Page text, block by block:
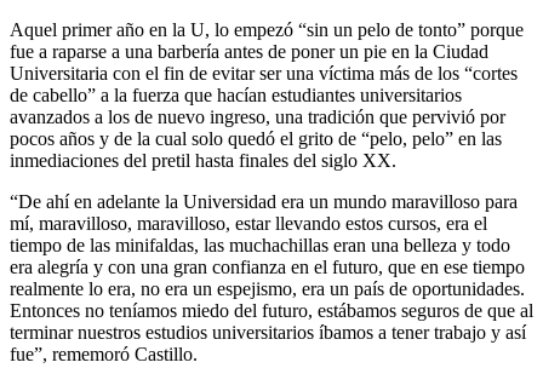
Aquel primer año en la U, lo empezó “sin un pelo de tonto” porque
fue a raparse a una barbería antes de poner un pie en la Ciudad
Universitaria con el fin de evitar ser una víctima más de los “cortes
de cabello” a la fuerza que hacían estudiantes universitarios
avanzados a los de nuevo ingreso, una tradición que pervivió por
pocos años y de la cual solo quedó el grito de “pelo, pelo” en las
inmediaciones del pretil hasta finales del siglo XX.
“De ahí en adelante la Universidad era un mundo maravilloso para
mí, maravilloso, maravilloso, estar llevando estos cursos, era el
tiempo de las minifaldas, las muchachillas eran una belleza y todo
era alegría y con una gran confianza en el futuro, que en ese tiempo
realmente lo era, no era un espejismo, era un país de oportunidades.
Entonces no teníamos miedo del futuro, estábamos seguros de que al
terminar nuestros estudios universitarios íbamos a tener trabajo y así
fue”, rememoró Castillo.